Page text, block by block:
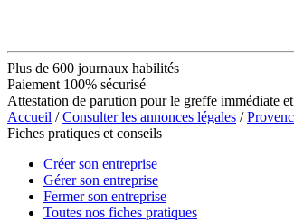
Plus de 600 journaux habilités
Paiement 100% sécurisé
Attestation de parution pour le greffe immédiate
Accueil /Consulter les annonces légales /
Fiches pratiques et conseils
Créer son entreprise
Gérer son entreprise
Fermer son entreprise
Toutes nos fiches pratiques